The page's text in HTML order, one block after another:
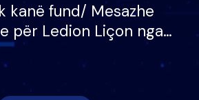
kanë fund/ Mesazhe
për Ledion Liçon nga
e tij, moderatori
lotët: Nuk meritoj…